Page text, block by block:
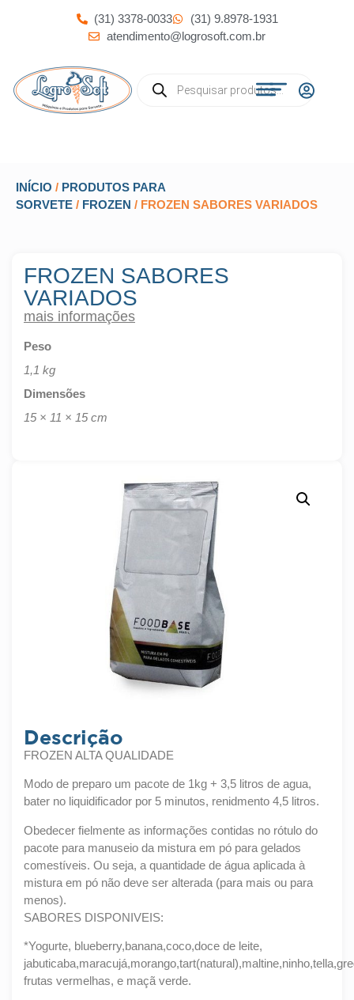
(31) 3378-0033
(31) 9.8978-1931
atendimento@logrosoft.com.br
INÍCIO / PRODUTOS PARA
SORVETE / FROZEN / FROZEN SABORES VARIADOS
Descrição
FROZEN ALTA QUALIDADE
Modo de preparo um pacote de 1kg + 3,5 litros de agua,
bater no liquidificador por 5 minutos, renidmento 4,5 litros.
Obedecer fielmente as informações contidas no rótulo do
pacote para manuseio da mistura em pó para gelados
comestíveis. Ou seja, a quantidade de água aplicada à
mistura em pó não deve ser alterada (para mais ou para
menos).
SABORES DISPONIVEIS:
*Yogurte, blueberry,banana,coco,doce de leite,
frutas vermelhas, e maçã verde.
FROZEN SABORES
VARIADOS
mais informações
Peso
1,1 kg
Dimensões
15 × 11 × 15 cm